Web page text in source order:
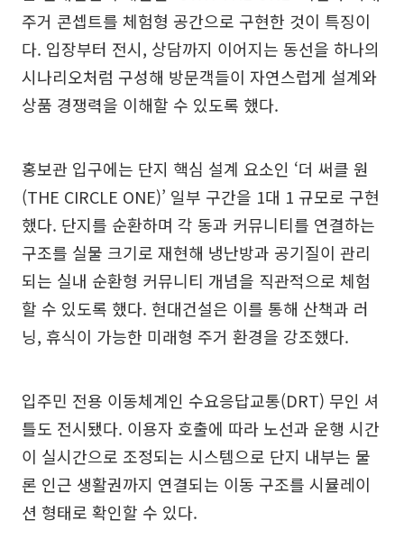
주거 콘셉트를 체험형 공간으로 구현한 것이 특징이
다. 입장부터 전시, 상담까지 이어지는 동선을 하나의
시나리오처럼 구성해 방문객들이 자연스럽게 설계와
상품 경쟁력을 이해할 수 있도록 했다.
홍보관 입구에는 단지 핵심 설계 요소인 ‘더 써클 원
(THE CIRCLE ONE)’ 일부 구간을 1대 1 규모로 구현
했다. 단지를 순환하며 각 동과 커뮤니티를 연결하는
구조를 실물 크기로 재현해 냉난방과 공기질이 관리
되는 실내 순환형 커뮤니티 개념을 직관적으로 체험
할 수 있도록 했다. 현대건설은 이를 통해 산책과 러
닝, 휴식이 가능한 미래형 주거 환경을 강조했다.
입주민 전용 이동체계인 수요응답교통(DRT) 무인 셔
틀도 전시됐다. 이용자 호출에 따라 노선과 운행 시간
이 실시간으로 조정되는 시스템으로 단지 내부는 물
론 인근 생활권까지 연결되는 이동 구조를 시뮬레이
션 형태로 확인할 수 있다.